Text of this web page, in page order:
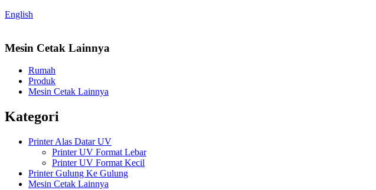
English
Mesin Cetak Lainnya
Rumah
Produk
Mesin Cetak Lainnya
Kategori
Printer Alas Datar UV
Printer UV Format Lebar
Printer UV Format Kecil
Printer Gulung Ke Gulung
Mesin Cetak Lainnya